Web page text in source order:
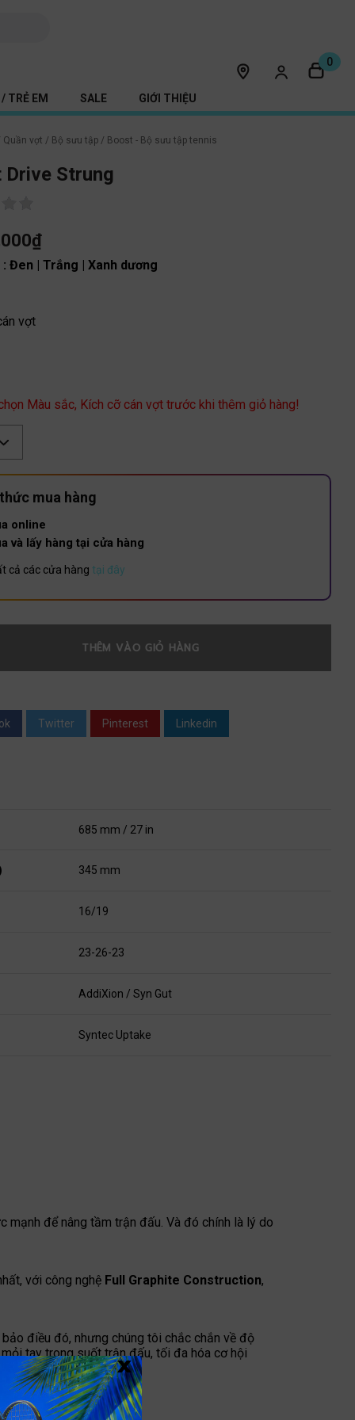
0
TRẺ EM SALE GIỚI THIỆU
Quần vợt / Bộ sưu tập / Boost - Bộ sưu tập tennis
Drive Strung
₫
: Đen | Trắng | Xanh dương
vợt
Màu sắc, Kích cỡ cán vợt trước khi thêm giỏ hàng!
mua hàng
online
và lấy hàng tại cửa hàng
cả các cửa hàngtại đây
THÊM VÀO GIỎ HÀNG
Twitter Pinterest Linkedin
685 mm / 27 in
345 mm
16/19
23-26-23
AddiXion / Syn Gut
Syntec Uptake
để nâng tầm trận đấu. Và đó chính là lý do
với công nghệ Full Graphite Construction,
điều đó, nhưng chúng tôi chắc chắn về độ
tay trong suốt trận đấu, tối đa hóa cơ hội
x